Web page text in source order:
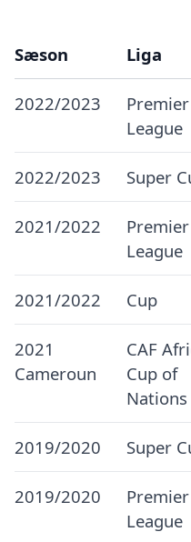
Sæson Liga
2022/2023
Premier
League
2022/2023 Super
2021/2022
Premier
League
2021/2022 Cup
2021
Cameroun
CAF
Cup of
Nations
2019/2020 Super
2019/2020
Premier
League